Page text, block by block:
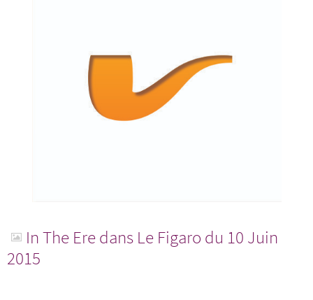
In The Ere dans Le Figaro du 10 Juin
2015